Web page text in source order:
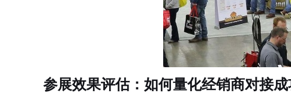
参展效果评估：如何量化经销商对接